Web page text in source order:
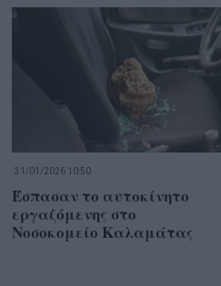
31/01/2026 10:50
Έσπασαν το αυτοκίνητο
εργαζόμενης στο
Νοσοκομείο Καλαμάτας